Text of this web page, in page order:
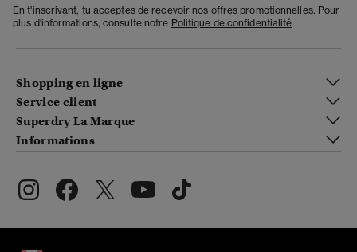
En t'inscrivant, tu acceptes de recevoir nos offres promotionnelles. Pour
plus d'informations, consulte notre Politique de confidentialité
Shopping en ligne
Service client
Superdry La Marque
Informations